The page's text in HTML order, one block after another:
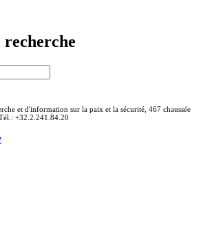
et d'information sur la paix et la sécurité, 467 chaussée
+32.2.241.84.20